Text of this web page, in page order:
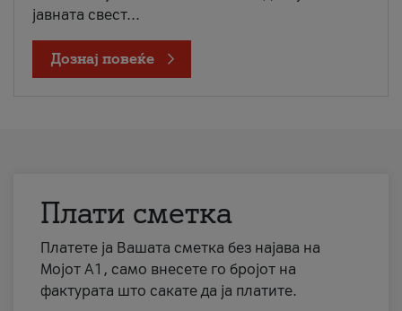
јавната свест...
Дознај повеќе
Плати сметка
Платете ја Вашата сметка без најава на
Мојот А1, само внесете го бројот на
фактурата што сакате да ја платите.